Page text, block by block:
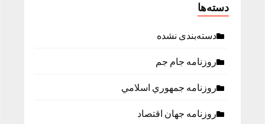
دسته‌ها
دسته‌بندی نشده
روزنامه جام جم
روزنامه جمهوري اسلامي
روزنامه جهان اقتصاد